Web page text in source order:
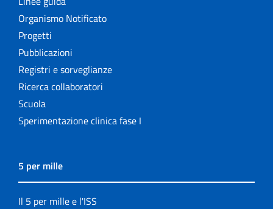
Organismo Notificato
Progetti
Pubblicazioni
Registri e sorveglianze
Ricerca collaboratori
Scuola
Sperimentazione clinica fase I
5 per mille
Il 5 per mille e l'ISS